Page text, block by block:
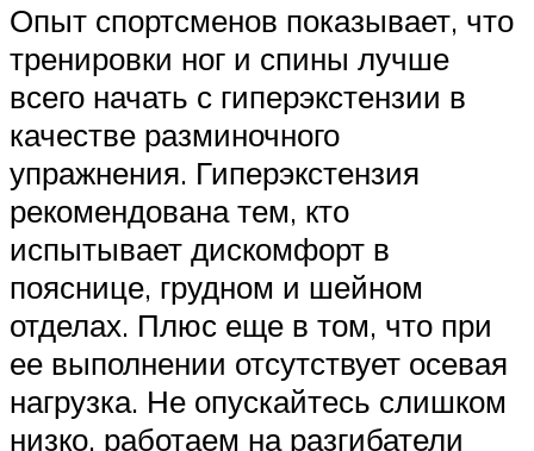
Опыт спортсменов показывает, что
тренировки ног и спины лучше
всего начать с гиперэкстензии в
качестве разминочного
упражнения. Гиперэкстензия
рекомендована тем, кто
испытывает дискомфорт в
пояснице, грудном и шейном
отделах. Плюс еще в том, что при
ее выполнении отсутствует осевая
нагрузка. Не опускайтесь слишком
низко, работаем на разгибатели